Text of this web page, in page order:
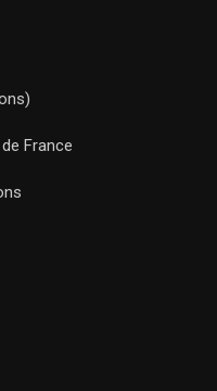
France